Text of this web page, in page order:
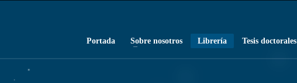
Portada Sobre nosotros Librería Tesis doctorales